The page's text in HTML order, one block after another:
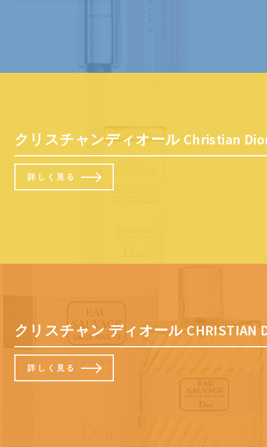
クリスチャンディオール Christian
詳しく見る
クリスチャン ディオール
詳しく見る